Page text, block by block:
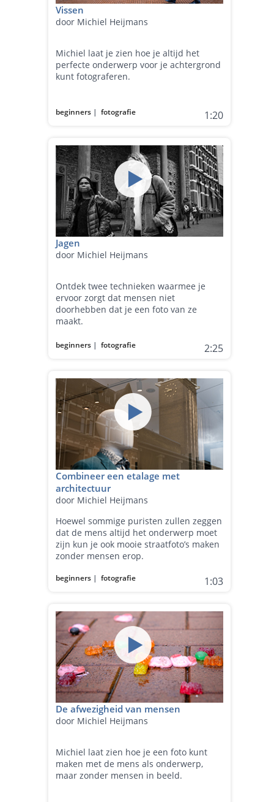
Vissen
door Michiel Heijmans
Michiel laat je zien hoe je altijd het
perfecte onderwerp voor je achtergrond
kunt fotograferen.
beginners |fotografie 1:20
Jagen
door Michiel Heijmans
Ontdek twee technieken waarmee je
ervoor zorgt dat mensen niet
doorhebben dat je een foto van ze
maakt.
beginners |fotografie 2:25
Combineer een etalage met
architectuur
door Michiel Heijmans
Hoewel sommige puristen zullen zeggen
dat de mens altijd het onderwerp moet
zijn kun je ook mooie straatfoto’s maken
zonder mensen erop.
beginners |fotografie 1:03
De afwezigheid van mensen
door Michiel Heijmans
Michiel laat zien hoe je een foto kunt
maken met de mens als onderwerp,
maar zonder mensen in beeld.